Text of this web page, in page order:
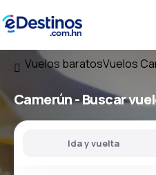
Vuelos baratosVuelos
Camerún - Buscar
Ida y vuelta